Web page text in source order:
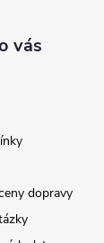
vás
dopravy